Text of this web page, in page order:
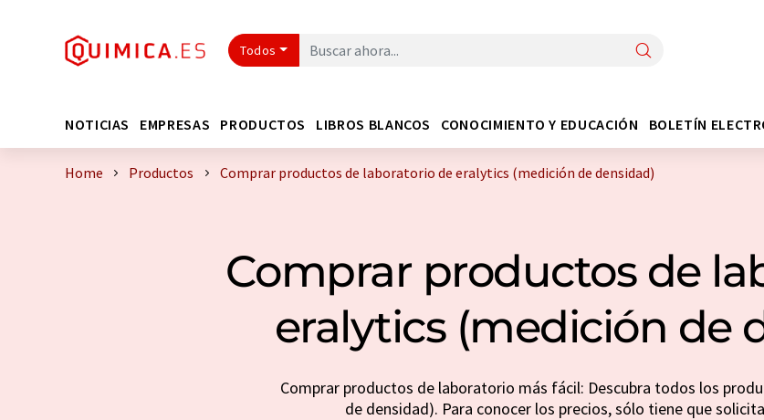
Todos
NOTICIAS EMPRESAS PRODUCTOS LIBROS BLANCOS CONOCIMIENTO Y EDUCACIÓN BOLETÍN
Home Productos Comprar productos de laboratorio de eralytics (medición de densidad)
Comprar productos de
eralytics (medición de
Comprar productos de laboratorio más fácil: Descubra todos los
de densidad). Para conocer los precios, sólo tiene que